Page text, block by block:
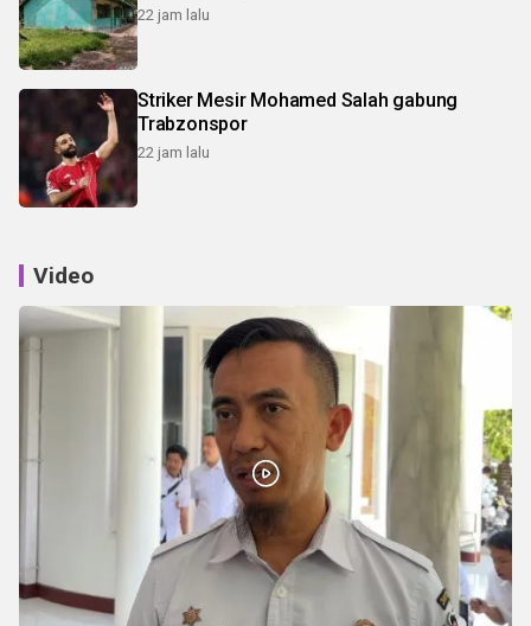
22 jam lalu
Striker Mesir Mohamed Salah gabung
Trabzonspor
22 jam lalu
Video